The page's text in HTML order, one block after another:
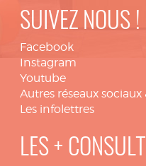
SUIVEZ NOUS !
Facebook
Instagram
Youtube
Autres réseaux sociaux
Les infolettres
LES +